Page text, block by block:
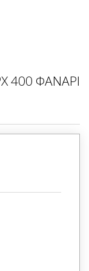
400 ΦΑΝΑΡΙ